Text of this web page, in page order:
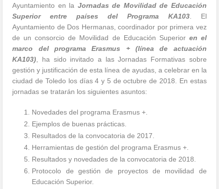
Ayuntamiento en la Jornadas de Movilidad de Educación
Superior entre países del Programa KA103. El
Ayuntamiento de Dos Hermanas, coordinador por primera vez
de un consorcio de Movilidad de Educación Superioren el
marco del programa Erasmus + (línea de actuación
KA103) , ha sido invitado a las Jornadas Formativas sobre
gestión y justificación de esta línea de ayudas, a celebrar en la
ciudad de Toledo los días 4 y 5 de octubre de 2018. En estas
jornadas se tratarán los siguientes asuntos:
Novedades del programa Erasmus +.
Ejemplos de buenas prácticas.
Resultados de la convocatoria de 2017.
Herramientas de gestión del programa Erasmus +.
Resultados y novedades de la convocatoria de 2018.
Protocolo de gestión de proyectos de movilidad de
Educación Superior.